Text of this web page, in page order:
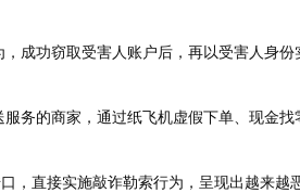
成功窃取受害人账户后，再以受害人身份
务的商家，通过纸飞机虚假下单、现金
，直接实施敲诈勒索行为，呈现出越来